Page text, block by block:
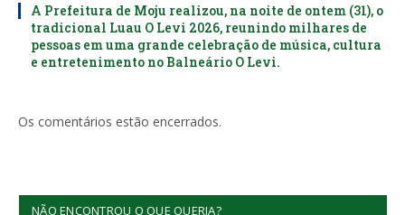
A Prefeitura de Moju realizou, na noite de ontem (31), o
tradicional Luau O Levi 2026, reunindo milhares de
pessoas em uma grande celebração de música, cultura
e entretenimento no Balneário O Levi.
Os comentários estão encerrados.
NÃO ENCONTROU O QUE QUERIA?